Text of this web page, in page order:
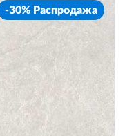
-30% Распродажа